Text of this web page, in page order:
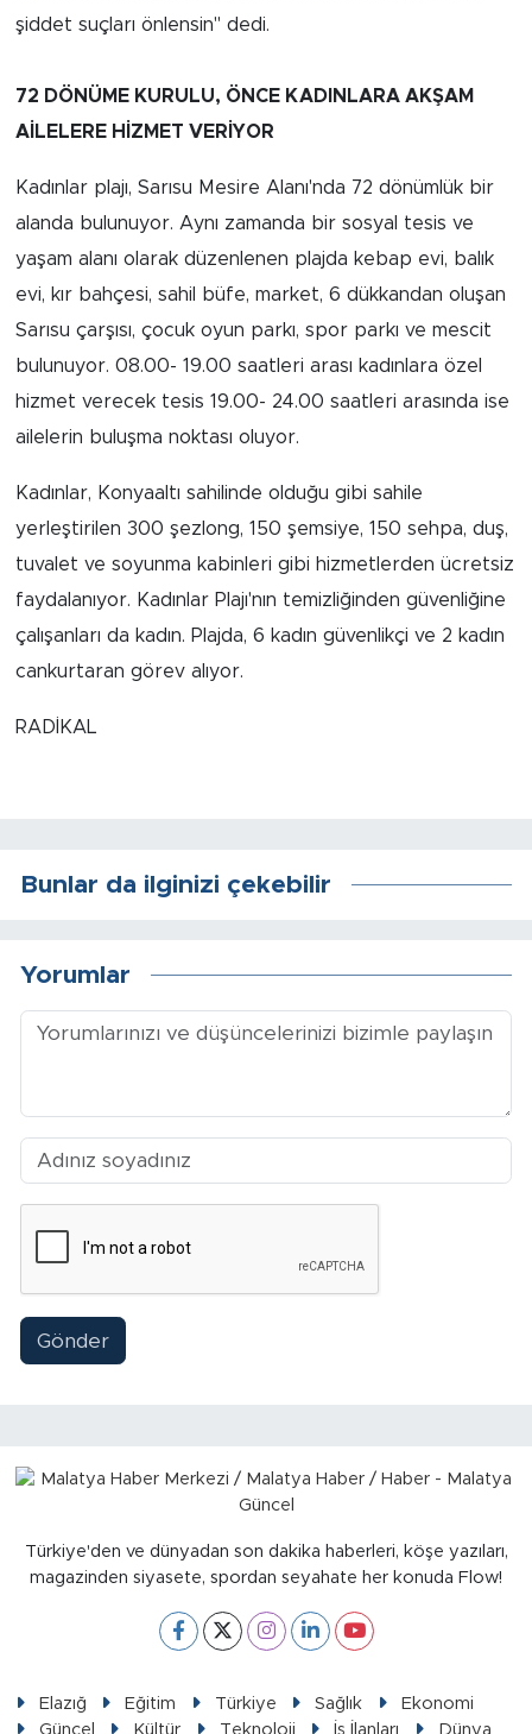
şiddet suçları önlensin" dedi.
72 DÖNÜME KURULU, ÖNCE KADINLARA AKŞAM
AİLELERE HİZMET VERİYOR
Kadınlar plajı, Sarısu Mesire Alanı'nda 72 dönümlük bir
alanda bulunuyor. Aynı zamanda bir sosyal tesis ve
yaşam alanı olarak düzenlenen plajda kebap evi, balık
evi, kır bahçesi, sahil büfe, market, 6 dükkandan oluşan
Sarısu çarşısı, çocuk oyun parkı, spor parkı ve mescit
bulunuyor. 08.00- 19.00 saatleri arası kadınlara özel
hizmet verecek tesis 19.00- 24.00 saatleri arasında ise
ailelerin buluşma noktası oluyor.
Kadınlar, Konyaaltı sahilinde olduğu gibi sahile
yerleştirilen 300 şezlong, 150 şemsiye, 150 sehpa, duş,
tuvalet ve soyunma kabinleri gibi hizmetlerden ücretsiz
faydalanıyor. Kadınlar Plajı'nın temizliğinden güvenliğine
çalışanları da kadın. Plajda, 6 kadın güvenlikçi ve 2 kadın
cankurtaran görev alıyor.
RADİKAL
Bunlar da ilginizi çekebilir
Yorumlar
Gönder
Türkiye'den ve dünyadan son dakika haberleri, köşe yazıları,
magazinden siyasete, spordan seyahate her konuda Flow!
Elazığ Eğitim Türkiye Sağlık
Ekonomi
Güncel
Kültür Teknoloji İş İlanları Dünya